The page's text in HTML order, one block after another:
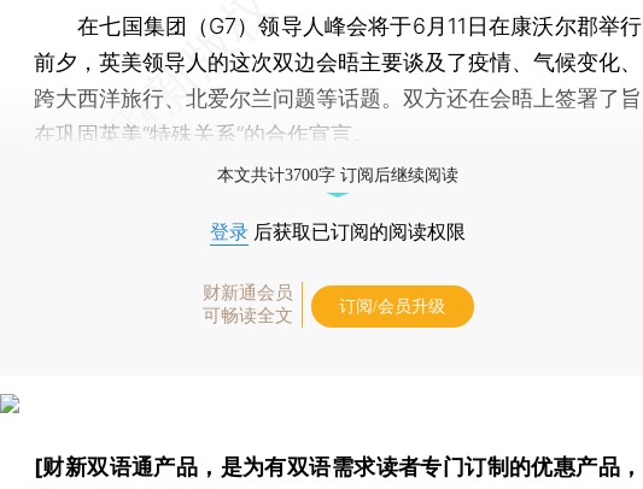
在七国集团（G7）领导人峰会将于6月11日在康沃尔郡举行
前夕，英美领导人的这次双边会晤主要谈及了疫情、气候变化、
跨大西洋旅行、北爱尔兰问题等话题。双方还在会晤上签署了旨
在巩固英美“特殊关系”的合作宣言。
本文共计3700字 订阅后继续阅读
登录 后获取已订阅的阅读权限
财新通会员
可畅读全文
订阅/会员升级
[财新双语通产品，是为有双语需求读者专门订制的优惠产品，